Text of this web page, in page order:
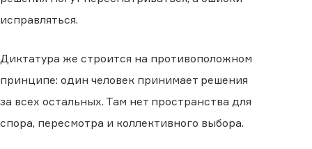
исправляться.
Диктатура же строится на противоположном
принципе: один человек принимает решения
за всех остальных. Там нет пространства для
спора, пересмотра и коллективного выбора.